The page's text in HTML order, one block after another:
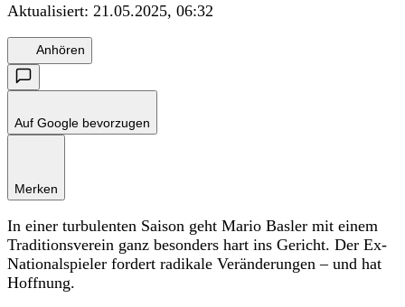
Aktualisiert: 21.05.2025, 06:32
Anhören
Auf Google bevorzugen
Merken
In einer turbulenten Saison geht Mario Basler mit einem
Traditionsverein ganz besonders hart ins Gericht. Der Ex-
Nationalspieler fordert radikale Veränderungen – und hat
Hoffnung.